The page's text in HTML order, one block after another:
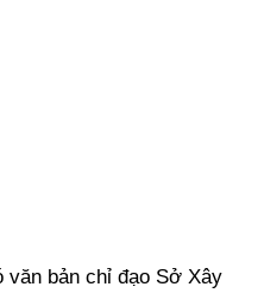
văn bản chỉ đạo Sở Xây